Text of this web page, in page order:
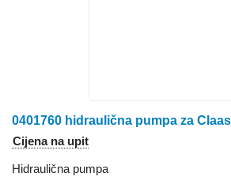
0401760 hidraulična pumpa za
Cijena na upit
Hidraulična pumpa